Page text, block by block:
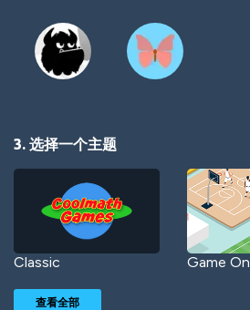
3. 选择一个主题
Classic Game On
查看全部